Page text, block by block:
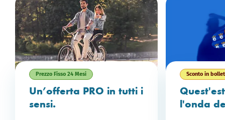
Prezzo Fisso 24 Mesi
Un’offerta PRO in tutti i
sensi.
Sconto in
l'onda